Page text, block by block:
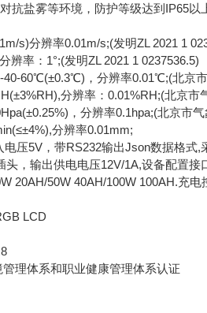
盐雾等环境，防护等级达到IP65以
s)分辨率0.01m/s;(发明ZL 2021 1
率：1°;(发明ZL 2021 1 0237536.5)
60℃(±0.3℃)，分辨率0.01℃;(北京市
分辨率：0.01%RH;(北京市
，分辨率0.1hpa;(北京市气
分辨率0.01mm;
5V，带RS232输出Json数据格式,
，输出供电电压12V/1A,设备配置接
50W 40AH/100W 100AH.充电
LCD
理体系和职业健康管理体系认证